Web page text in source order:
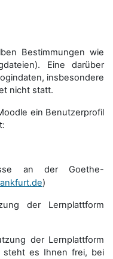
Bestimmungen wie
Eine darüber
insbesondere
nicht statt.
ein Benutzerprofil
an der Goethe-
)
der Lernplattform
der Lernplattform
steht es Ihnen frei, bei